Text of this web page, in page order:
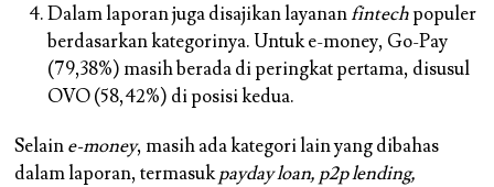
Dalam laporan juga disajikan layananfintechpopuler
berdasarkan kategorinya.Untuk e-money, Go-Pay
(79,38%) masih berada di peringkat pertama, disusul
OVO (58,42%) di posisi kedua.
Selaine-money, masih ada kategori lain yang dibahas
dalam laporan, termasukpayday loan, p2p lending,